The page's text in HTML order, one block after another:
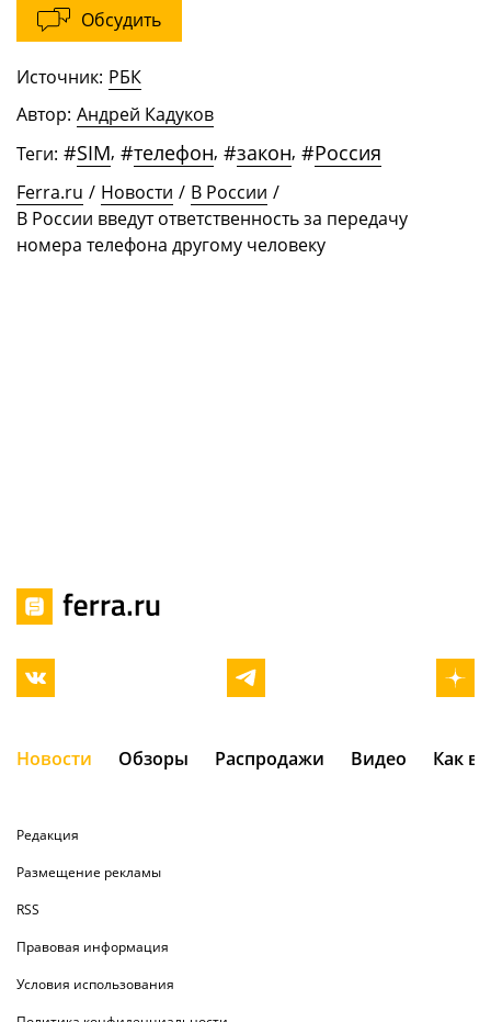
Обсудить
Источник: РБК
Автор: Андрей Кадуков
Теги: #SIM, #телефон, #закон, #Россия
Ferra.ru / Новости / В России /
В России введут ответственность за передачу
номера телефона другому человеку
Новости Обзоры Распродажи Видео Как
Редакция
Размещение рекламы
RSS
Правовая информация
Условия использования